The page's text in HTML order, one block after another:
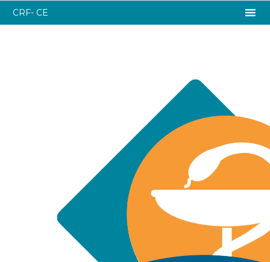
CRF- CE